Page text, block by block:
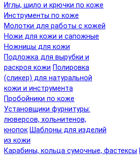
Иглы, шило и крючки по коже
Инструменты по коже
Молотки для работы с кожей
Ножи для кожи и сапожные
Ножницы для кожи
Подложка для вырубки и
раскроя кожи Полировка
(сликер) для натуральной
кожи и инструмента
Пробойники по коже
Установщики фурнитуры:
люверсов, хольнитенов,
кнопок Шаблоны для изделий
из кожи
Карабины, кольца сумочные, фастексы